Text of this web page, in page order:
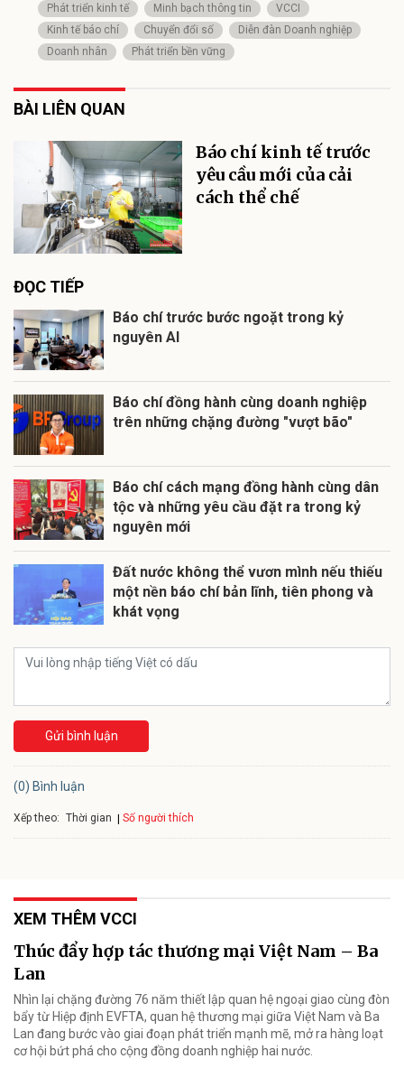
Phát triển kinh tế
Minh bạch thông tin
VCCI
Kinh tế báo chí
Chuyển đổi số
Diễn đàn Doanh nghiệp
Doanh nhân
Phát triển bền vững
BÀI LIÊN QUAN
Báo chí kinh tế trước
yêu cầu mới của cải
cách thể chế
ĐỌC TIẾP
Báo chí trước bước ngoặt trong kỷ
nguyên AI
Báo chí đồng hành cùng doanh nghiệp
trên những chặng đường "vượt bão"
Báo chí cách mạng đồng hành cùng dân
tộc và những yêu cầu đặt ra trong kỷ
nguyên mới
Đất nước không thể vươn mình nếu thiếu
một nền báo chí bản lĩnh, tiên phong và
khát vọng
Gửi bình luận
(0) Bình luận
Xếp theo: Thời gian Số người thích
XEM THÊM VCCI
Thúc đẩy hợp tác thương mại Việt Nam – Ba
Lan
Nhìn lại chặng đường 76 năm thiết lập quan hệ ngoại giao cùng đòn
bẩy từ Hiệp định EVFTA, quan hệ thương mại giữa Việt Nam và Ba
Lan đang bước vào giai đoạn phát triển mạnh mẽ, mở ra hàng loạt
cơ hội bứt phá cho cộng đồng doanh nghiệp hai nước.